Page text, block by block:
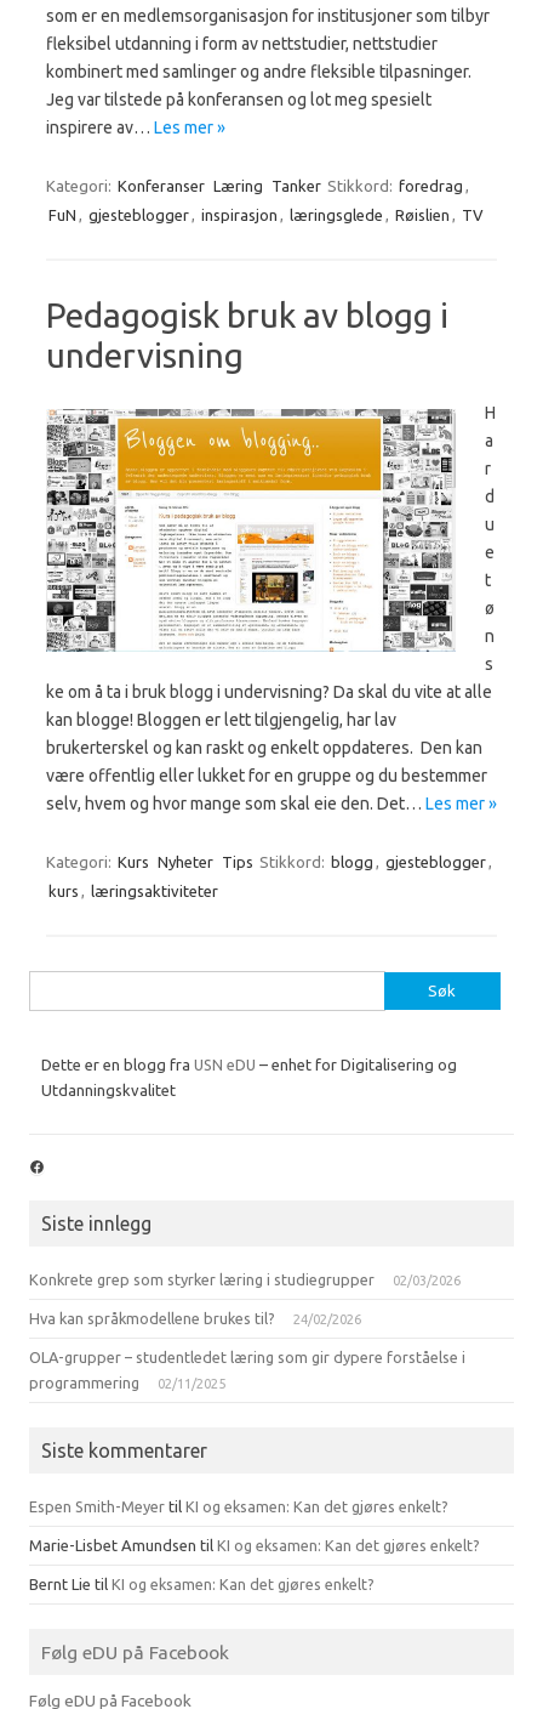
som er en medlemsorganisasjon for institusjoner som tilbyr
fleksibel utdanning i form av nettstudier, nettstudier
kombinert med samlinger og andre fleksible tilpasninger.
Jeg var tilstede på konferansen og lot meg spesielt
inspirere av… Les mer »
Kategori: Konferanser Læring Tanker Stikkord: foredrag ,
FuN , gjesteblogger, inspirasjon , læringsglede , Røislien , TV
Pedagogisk bruk av blogg i
undervisning
H
a
r
d
u
e
t
ø
n
s
ke om å ta i bruk blogg i undervisning? Da skal du vite at alle
kan blogge! Bloggen er lett tilgjengelig, har lav
brukerterskel og kan raskt og enkelt oppdateres. Den kan
være offentlig eller lukket for en gruppe og du bestemmer
selv, hvem og hvor mange som skal eie den. Det… Les mer »
Kategori: Kurs Nyheter Tips Stikkord: blogg , gjesteblogger,
kurs , læringsaktiviteter
etter:
Dette er en blogg fra USN eDU – enhet for Digitalisering og
Utdanningskvalitet
Facebook
Siste innlegg
Konkrete grep som styrker læring i studiegrupper 02/03/2026
Hva kan språkmodellene brukes til? 24/02/2026
OLA-grupper – studentledet læring som gir dypere forståelse i
programmering
02/11/2025
Siste kommentarer
Espen Smith-Meyer til KI og eksamen: Kan det gjøres enkelt?
Marie-Lisbet Amundsen til KI og eksamen: Kan det gjøres enkelt?
Bernt Lie til KI og eksamen: Kan det gjøres enkelt?
Følg eDU på Facebook
Følg eDU på Facebook